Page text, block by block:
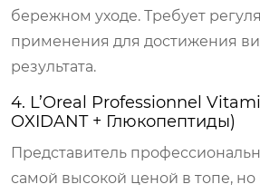
бережном уходе. Требует
применения для достижения
результата.
4. L’Oreal Professionnel
OXIDANT + Глюкопептиды)
Представитель
самой высокой ценой в топе, но